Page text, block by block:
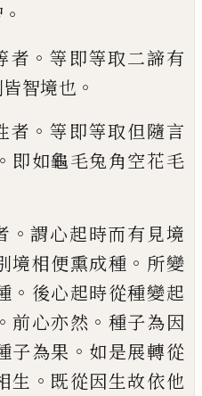
。
者 。等即等取二諦有
智境也 。
者 。等即等取但隨言
。 即如龜毛兔角空花毛
。謂心起時而有見境
境相便熏成種 。 所變
。 後心起時從種變起
。前心亦然 。 種子為因
子為果 。 如是展轉從
生 。 既從因生故依他